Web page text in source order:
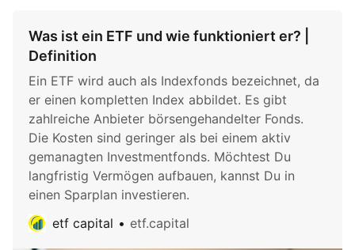
Was ist ein ETF und wie funktioniert er? |
Definition
Ein ETF wird auch als Indexfonds bezeichnet, da
er einen kompletten Index abbildet. Es gibt
zahlreiche Anbieter börsengehandelter Fonds.
Die Kosten sind geringer als bei einem aktiv
gemanagten Investmentfonds. Möchtest Du
langfristig Vermögen aufbauen, kannst Du in
einen Sparplan investieren.
etf capital
etf.capital